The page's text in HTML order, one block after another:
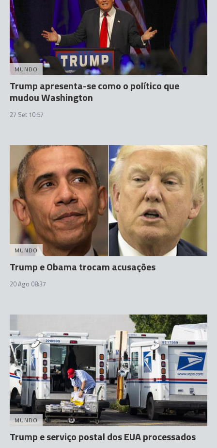
MUNDO
Trump apresenta-se como o político que
mudou Washington
27 Set 10:57
MUNDO
Trump e Obama trocam acusações
20 Ago 08:37
MUNDO
Trump e serviço postal dos EUA processados